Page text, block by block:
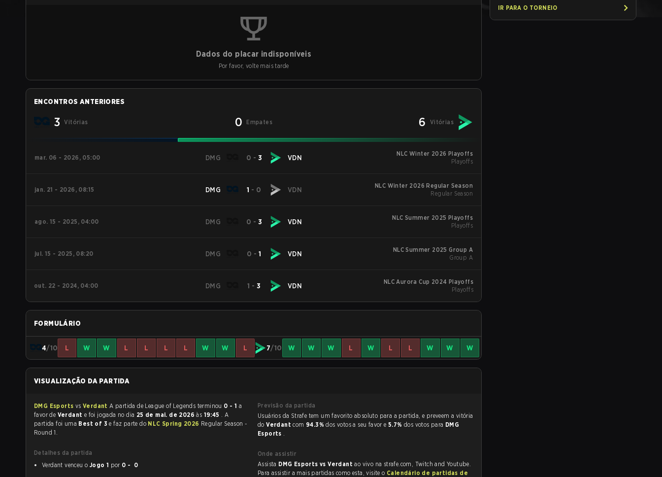
Dados do placar indisponíveis
Por favor, volte mais tarde
ENCONTROS ANTERIORES
3 Vitórias 0 Empates 6 Vitórias
mar. 06 - 2026, 05:00 DMG 0 - 3 VDN
NLC Winter 2026 Playoffs
Playoffs
jan. 21 - 2026, 08:15 DMG 1 - 0 VDN
NLC Winter 2026 Regular Season
Regular Season
ago. 15 - 2025, 04:00 DMG 0 - 3 VDN
NLC Summer 2025 Playoffs
Playoffs
jul. 15 - 2025, 08:20 DMG 0 -1 VDN
NLC Summer 2025 Group A
Group A
out. 22 - 2024, 04:00 DMG 1 -3 VDN
NLC Aurora Cup 2024 Playoffs
Playoffs
FORMULÁRIO
4/10 L W W L L L L W W L 7/10 W W W L W L L W W W
VISUALIZAÇÃO DA PARTIDA
DMG Esports vs Verdant A partida de League of Legends terminou 0 - 1
favor de Verdant e foi jogada no dia 25 de mai. de 2026às 19:45 . A
partida foi uma Best of 3e faz parte do NLC Spring 2026 Regular Season -
Round 1.
Detalhes da partida
Verdant venceu o Jogo 1 por 0 - 0
Previsão da partida
Usuários da Strafe tem um favorito absoluto para a partida, e preveem a vitória
doVerdantcom 94.3%dos votos a seu favor e 5.7% dos votos para DMG
Esports .
Onde assistir
Assista DMG Esports vs Verdantao vivo na strafe.com, Twitch and Youtube.
Para assistir a mais partidas como esta, visite o Calendário de partidas de
IR PARA O TORNEIO